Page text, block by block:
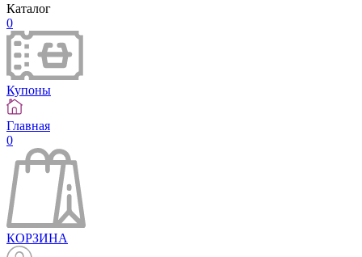
Каталог
0
Купоны
Главная
0
КОРЗИНА